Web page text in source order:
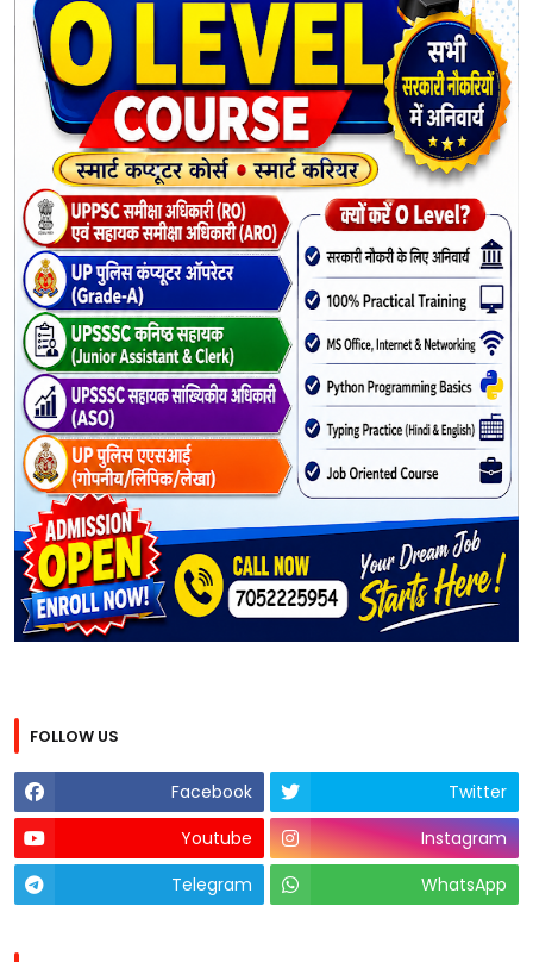
FOLLOW US
Facebook
Twitter
Youtube
Instagram
Telegram
WhatsApp